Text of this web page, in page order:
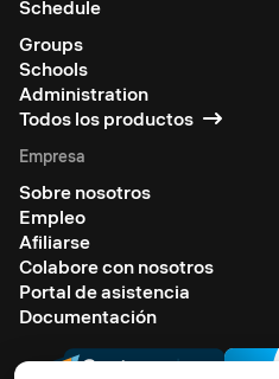
Schedule
Groups
Schools
Administration
Todos los productos
Empresa
Sobre nosotros
Empleo
Afiliarse
Colabore con nosotros
Portal de asistencia
Documentación